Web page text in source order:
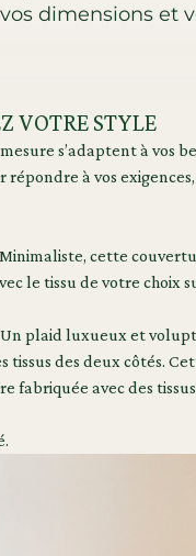
dimensions et
VOTRE STYLE
s’adaptent à vos
répondre à vos
Minimaliste, cette
le tissu de votre choix
Un plaid luxueux et
tissus des deux côtés.
fabriquée avec des